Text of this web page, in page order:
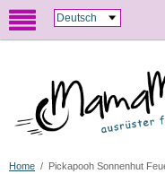
Home / Pickapooh Sonnenhut